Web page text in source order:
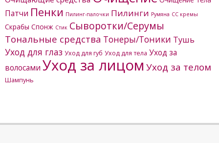
Патчи Пенки Пилинг-палочки Пилинги Румяна СС кремы
Скрабы Спонж Стик Сыворотки/Серумы
Тональные средства Тонеры/Тоники Тушь
Уход для глаз Уход для губ Уход для тела Уход за
волосами Уход за лицом Уход за телом
Шампунь